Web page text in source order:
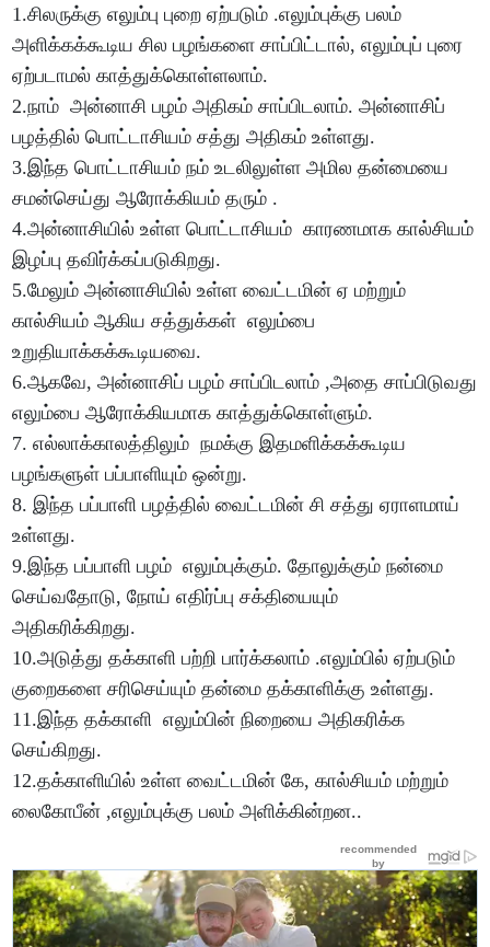
1.சிலருக்கு எலும்பு புறை ஏற்படும் .எலும்புக்கு பலம்
அளிக்கக்கூடிய சில பழங்களை சாப்பிட்டால், எலும்புப் புரை
ஏற்படாமல் காத்துக்கொள்ளலாம்.
2.நாம் அன்னாசி பழம் அதிகம் சாப்பிடலாம். அன்னாசிப்
பழத்தில் பொட்டாசியம் சத்து அதிகம் உள்ளது.
3.இந்த பொட்டாசியம் நம் உடலிலுள்ள அமில தன்மையை
சமன்செய்து ஆரோக்கியம் தரும் .
4.அன்னாசியில் உள்ள பொட்டாசியம் காரணமாக கால்சியம்
இழப்பு தவிர்க்கப்படுகிறது.
5.மேலும் அன்னாசியில் உள்ள வைட்டமின் ஏ மற்றும்
கால்சியம் ஆகிய சத்துக்கள் எலும்பை
உறுதியாக்கக்கூடியவை.
6.ஆகவே, அன்னாசிப் பழம் சாப்பிடலாம் ,அதை சாப்பிடுவது
எலும்பை ஆரோக்கியமாக காத்துக்கொள்ளும்.
7. எல்லாக்காலத்திலும் நமக்கு இதமளிக்கக்கூடிய
பழங்களுள் பப்பாளியும் ஒன்று.
8. இந்த பப்பாளி பழத்தில் வைட்டமின் சி சத்து ஏராளமாய்
உள்ளது.
9.இந்த பப்பாளி பழம் எலும்புக்கும். தோலுக்கும் நன்மை
செய்வதோடு, நோய் எதிர்ப்பு சக்தியையும்
அதிகரிக்கிறது.
10.அடுத்து தக்காளி பற்றி பார்க்கலாம் .எலும்பில் ஏற்படும்
குறைகளை சரிசெய்யும் தன்மை தக்காளிக்கு உள்ளது.
11.இந்த தக்காளி எலும்பின் நிறையை அதிகரிக்க
செய்கிறது.
12.தக்காளியில் உள்ள வைட்டமின் கே, கால்சியம் மற்றும்
லைகோபீன் ,எலும்புக்கு பலம் அளிக்கின்றன..